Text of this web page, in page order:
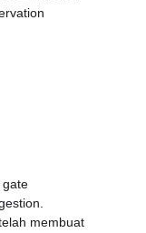
gate
membuat